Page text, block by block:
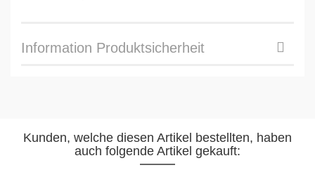
Information Produktsicherheit
Kunden, welche diesen Artikel bestellten, haben
auch folgende Artikel gekauft: